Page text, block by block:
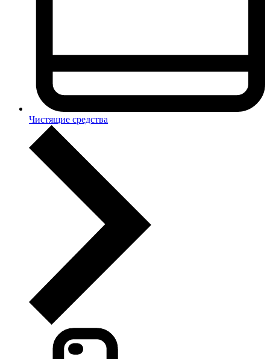
Чистящие средства